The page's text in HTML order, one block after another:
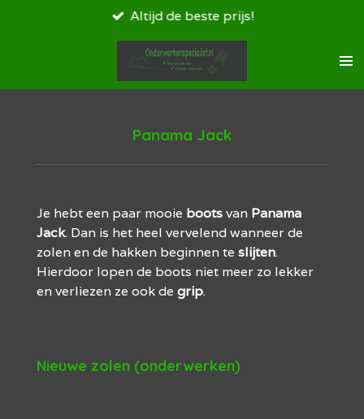
Altijd de beste prijs!
Panama Jack
Je hebt een paar mooie bootsvan Panama
Jack. Dan is het heel vervelend wanneer de
zolen en de hakken beginnen te slijten.
Hierdoor lopen de boots niet meer zo lekker
en verliezen ze ook de grip.
Nieuwe zolen (onderwerken)